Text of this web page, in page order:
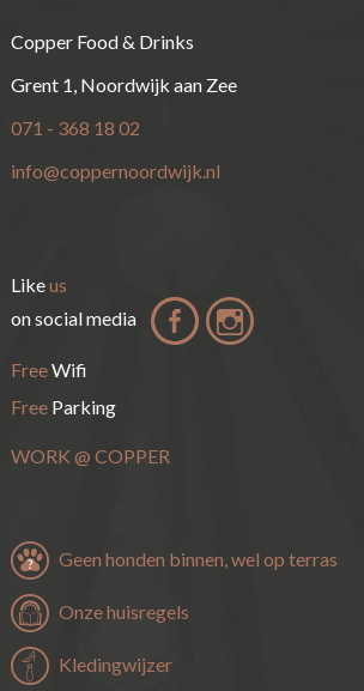
Copper Food & Drinks
Grent 1, Noordwijk aan Zee
071 - 368 18 02
info@coppernoordwijk.nl
Likeus
on social media
FreeWifi
FreeParking
WORK @ COPPER
Geen honden binnen, wel op terras
Onze huisregels
Kledingwijzer